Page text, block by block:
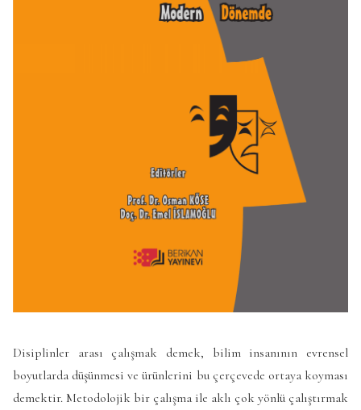
Disiplinler arası çalışmak demek, bilim insanının evrensel
boyutlarda düşünmesi ve ürünlerini bu çerçevede ortaya koyması
demektir. Metodolojik bir çalışma ile aklı çok yönlü çalıştırmak